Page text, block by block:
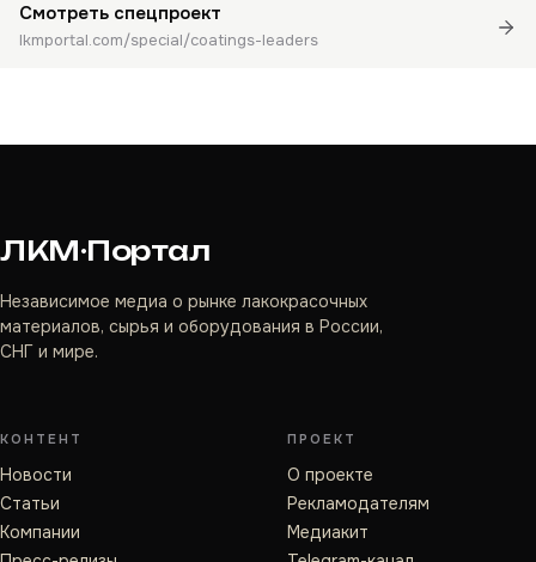
Смотреть спецпроект
lkmportal.com/special/coatings-leaders
ЛКМ·Портал
Независимое медиа о рынке лакокрасочных
материалов, сырья и оборудования в России,
СНГ и мире.
КОНТЕНТ
Новости
Статьи
Компании
ПРОЕКТ
О проекте
Рекламодателям
Медиакит